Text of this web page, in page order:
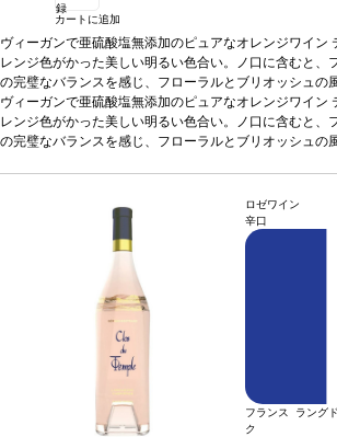
録
カートに追加
ヴィーガンで亜硫酸塩無添加のピュアなオレンジワイン
レンジ色がかった美しい明るい色合い。ノ口に含むと、
の完璧なバランスを感じ、フローラルとブリオッシュの
タジン鍋の野菜、魚のシチュー、熟成チーズなどと好相
最適葡萄品種シャルドネ、グルナッシュ・ブラン、ヴ
オーガニック認証、ヴィーガン(SO2無添加）*本ヴィン
ヴィーガンで亜硫酸塩無添加のピュアなオレンジワイン
レンジ色がかった美しい明るい色合い。ノ口に含むと、
の完璧なバランスを感じ、フローラルとブリオッシュの
オーガニック認証、ヴィーガン(SO2無添加）*本ヴィン
在庫があり価格が同様の場合は自動的に次のヴィンテー
ロゼワイン
辛口
フランス ラング
ク